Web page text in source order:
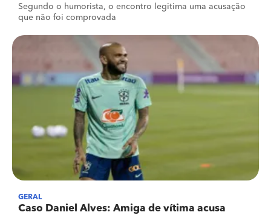
Segundo o humorista, o encontro legitima uma acusação
que não foi comprovada
GERAL
Caso Daniel Alves: Amiga de vítima acusa